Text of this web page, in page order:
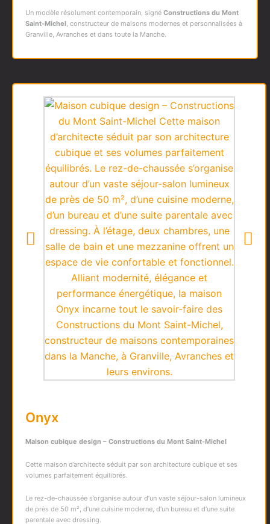
Un modèle résolument contemporain, signé Constructions du Mont
Saint-Michel, constructeur de maisons modernes et personnalisées à
Granville, Avranches et dans toute la Manche.
Onyx
Maison cubique design – Constructions du Mont Saint-Michel
Cette maison d’architecte séduit par son architecture cubique et ses
volumes parfaitement équilibrés.
Le rez-de-chaussée s’organise autour d’un vaste séjour-salon lumineux
de près de 50 m², d’une cuisine moderne, d’un bureau et d’une suite
parentale avec dressing.